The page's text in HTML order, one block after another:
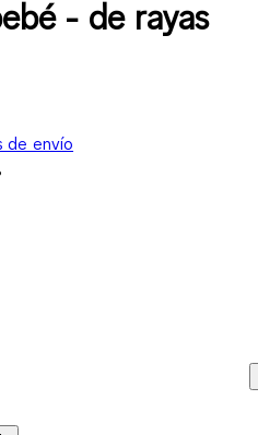
- de rayas
de envío